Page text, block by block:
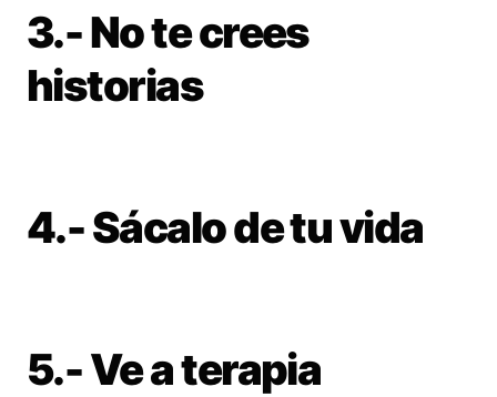
3.- No te crees
historias
4.- Sácalo de tu vida
5.- Ve a terapia